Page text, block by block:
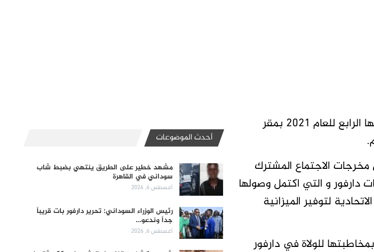
الخرطوم تاق برس- عقدت الآلية الوطنية لحماية المدنيين اجتماعها الرابع للعام ٢٠٢١ بمقر
مخرجات الاجتماع المشترك
دارفور و التي اكتمل وصولها
لتوفير الميزانية
للولاة في دارفور
أحدث الموضوعات
مشهد خطير على الطريق ينتهي بضبط شاب
سوداني في القاهرة
أغسطس 6, 2026
رئيس الوزراء السوداني: تحرير دارفور بات قريباً
جداً وندعو…
أغسطس 6, 2026